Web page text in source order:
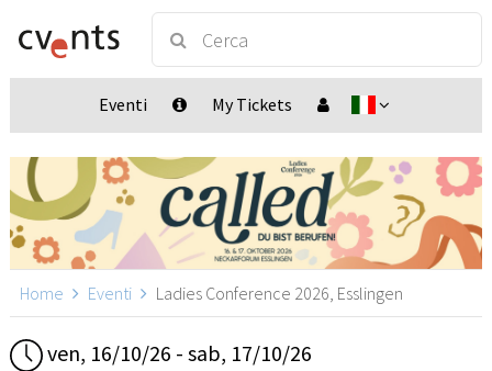
Eventi My Tickets
Home Eventi Ladies Conference 2026, Esslingen
ven, 16/10/26 - sab, 17/10/26